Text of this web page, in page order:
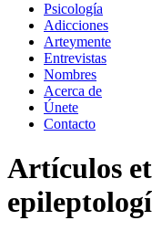
Psicología
Adicciones
Arteymente
Entrevistas
Nombres
Acerca de
Únete
Contacto
Artículos